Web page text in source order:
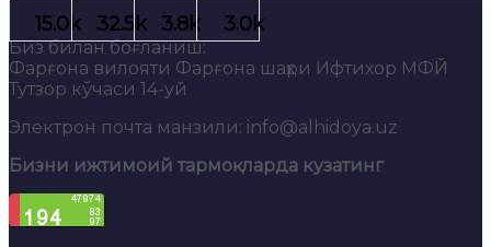
Биз билан боғланиш:
Фарғона вилояти Фарғона шаҳри Ифтихор МФЙ
Тутзор кўчаси 14-уй
Электрон почта манзили: info@alhidoya.uz
Бизни ижтимоий тармоқларда кузатинг